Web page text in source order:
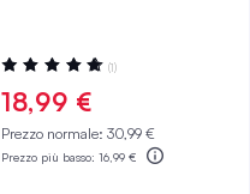
Valutazione:
100%
(1)
18,99 €
Prezzo normale: 30,99 €
Prezzo più basso: 16,99 €